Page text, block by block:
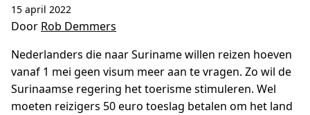
15 april 2022
Door Rob Demmers
Nederlanders die naar Suriname willen reizen hoeven
vanaf 1 mei geen visum meer aan te vragen. Zo wil de
Surinaamse regering het toerisme stimuleren. Wel
moeten reizigers 50 euro toeslag betalen om het land